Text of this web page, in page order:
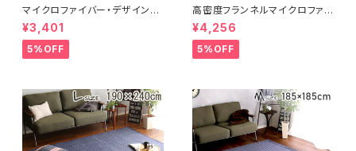
マイクロファイバー・デザインラ
グマットMサイズ（185×185cm）
洗えるラグマット 【WASHFA2】
FRG-D2-M
¥3,401
5%OFF
高密度フランネルマイクロファイ
バー・ラグマットLサイズ（200×2
50cm）洗えるラグマット｜ナル
トレア
¥4,256
5%OFF